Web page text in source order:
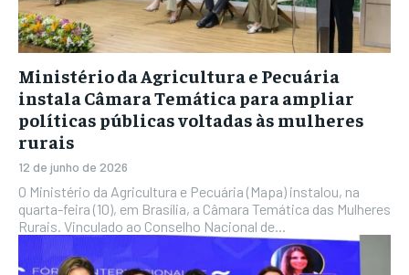
Ministério da Agricultura e Pecuária
instala Câmara Temática para ampliar
políticas públicas voltadas às mulheres
rurais
12 de junho de 2026
O Ministério da Agricultura e Pecuária (Mapa) instalou, na
quarta-feira (10), em Brasília, a Câmara Temática das Mulheres
Rurais. Vinculado ao Conselho Nacional de...